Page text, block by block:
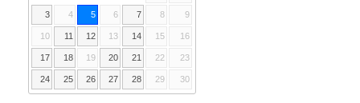
3 4 5 6 7 8 9
10 11 12 13 14 15 16
17 18 19 20 21 22 23
24 25 26 27 28 29 30